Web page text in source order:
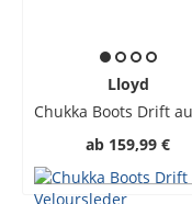
Lloyd
ab 159,99 €